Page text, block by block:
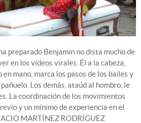
preparado Benjamin no dista mucho de
en los vídeos virales. Él a la cabeza,
en mano, marca los pasos de los bailes y
Los demás, ataúd al hombro, le
La coordinación de los movimientos
y un mínimo de experiencia en el
MARTÍNEZ RODRÍGUEZ